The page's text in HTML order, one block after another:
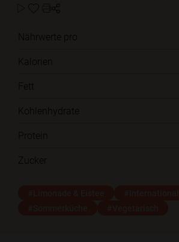
Nährwerte pro
Kalorien
Fett
Kohlenhydrate
Protein
Zucker